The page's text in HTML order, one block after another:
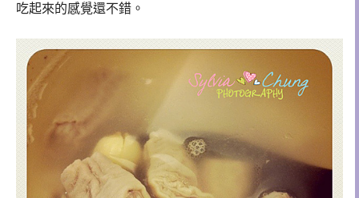
吃起來的感覺還不錯。